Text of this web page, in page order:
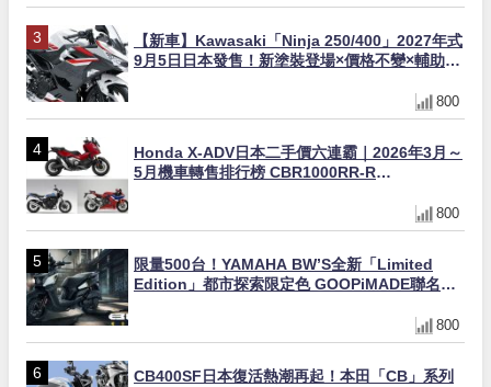
【新車】Kawasaki「Ninja 250/400」2027年式
9月5日日本發售！新塗裝登場×價格不變×輔助滑
800
Honda X-ADV日本二手價六連霸｜2026年3月～
5月機車轉售排行榜 CBR1000RR-R
800
限量500台！YAMAHA BW’S全新「Limited
Edition」都市探索限定色 GOOPiMADE聯名包
800
CB400SF日本復活熱潮再起！本田「CB」系列